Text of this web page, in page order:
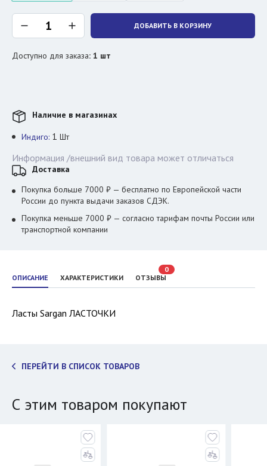
ДОБАВИТЬ В КОРЗИНУ
Доступно для заказа: 1 шт
ОПИСАНИЕ ХАРАКТЕРИСТИКИ ОТЗЫВЫ
0
Ласты Sargan ЛАСТОЧКИ
ПЕРЕЙТИ В СПИСОК ТОВАРОВ
Наличие в магазинах
Индиго: 1 Шт
Информация /внешний вид товара может отличаться
Доставка
Покупка больше 7000 ₽ — бесплатно по Европейской части
России до пункта выдачи заказов СДЭК.
Покупка меньше 7000 ₽ — согласно тарифам почты России или
транспортной компании
С этим товаром покупают